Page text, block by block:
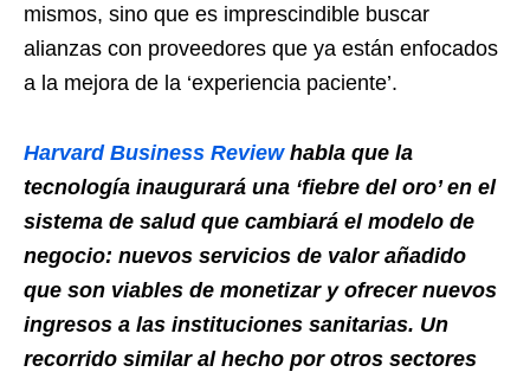
mismos, sino que es imprescindible buscar
alianzas con proveedores que ya están enfocados
a la mejora de la ‘experiencia paciente’.
Harvard Business Reviewhabla que la
tecnología inaugurará una ‘fiebre del oro’ en el
sistema de salud que cambiará el modelo de
negocio: nuevos servicios de valor añadido
que son viables de monetizar y ofrecer nuevos
ingresos a las instituciones sanitarias. Un
recorrido similar al hecho por otros sectores